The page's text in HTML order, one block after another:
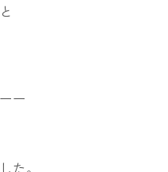
ー
た。